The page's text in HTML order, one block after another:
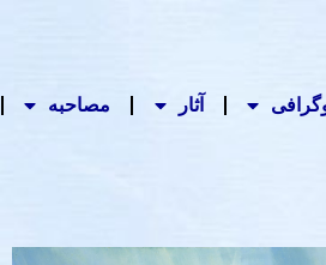
آثار مصاحبه‌